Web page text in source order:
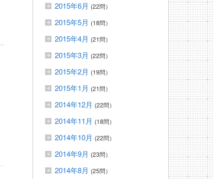
2015年6月 (22問）
2015年5月 (18問）
2015年4月 (21問）
2015年3月 (22問）
2015年2月 (19問）
2015年1月 (21問）
2014年12月 (22問）
2014年11月 (18問）
2014年10月 (22問）
2014年9月 (23問）
2014年8月 (25問）